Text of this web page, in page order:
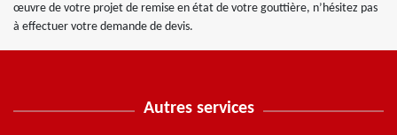
œuvre de votre projet de remise en état de votre gouttière, n’hésitez pas
à effectuer votre demande de devis.
Autres services